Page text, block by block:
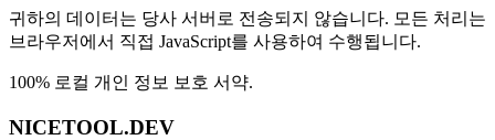
귀하의 데이터는 당사 서버로 전송되지 않습니다. 모든 처리는
브라우저에서 직접 JavaScript를 사용하여 수행됩니다.
100% 로컬 개인 정보 보호 서약.
NICETOOL.DEV